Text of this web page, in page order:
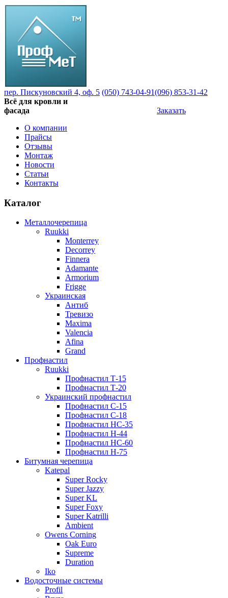
пер. Пискуновский 4, оф. 5 (050) 743-04-91(096) 853-31-42
Всё для кровли и
фасада
Заказать
О компании
Прайсы
Отзывы
Монтаж
Новости
Статьи
Контакты
Каталог
Металлочерепица
Ruukki
Monterrey
Decorrey
Finnera
Adamante
Armorium
Frigge
Украинская
Антиб
Тревизо
Maxima
Valencia
Afina
Grand
Профнастил
Ruukki
Профнастил Т-15
Профнастил Т-20
Украинский профнастил
Профнастил С-15
Профнастил С-18
Профнастил НС-35
Профнастил Н-44
Профнастил НС-60
Профнастил Н-75
Битумная черепица
Katepal
Super Rocky
Super Jazzy
Super KL
Super Foxy
Super Katrilli
Ambient
Owens Corning
Oak Euro
Supreme
Duration
Iko
Водосточные системы
Profil